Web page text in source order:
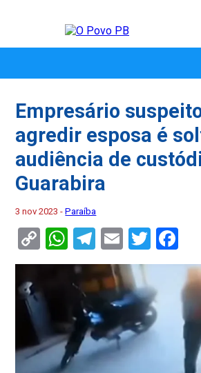
Empresário
agredir esposa é
audiência de
Guarabira
3 nov 2023 -Paraíba
Copy
Link
WhatsApp
Telegram
Email